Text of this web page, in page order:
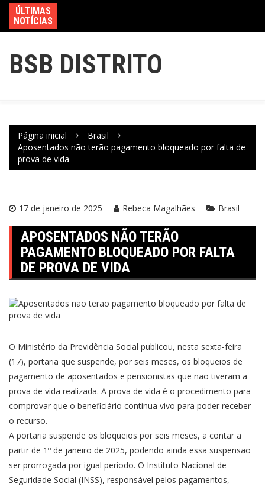
ÚLTIMAS
NOTÍCIAS
BSB DISTRITO
Página inicial
Brasil
Aposentados não terão pagamento bloqueado por falta de
prova de vida
17 de janeiro de 2025 Rebeca Magalhães Brasil
APOSENTADOS NÃO TERÃO
PAGAMENTO BLOQUEADO POR FALTA
DE PROVA DE VIDA
O Ministério da Previdência Social publicou, nesta sexta-feira
(17), portaria que suspende, por seis meses, os bloqueios de
pagamento de aposentados e pensionistas que não tiveram a
prova de vida realizada. A prova de vida é o procedimento para
comprovar que o beneficiário continua vivo para poder receber
o recurso.
A portaria suspende os bloqueios por seis meses, a contar a
partir de 1º de janeiro de 2025, podendo ainda essa suspensão
ser prorrogada por igual período. O Instituto Nacional de
Seguridade Social (INSS), responsável pelos pagamentos,